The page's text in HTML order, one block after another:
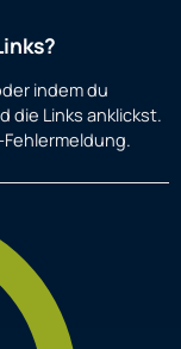
indem du
die Links anklickst.